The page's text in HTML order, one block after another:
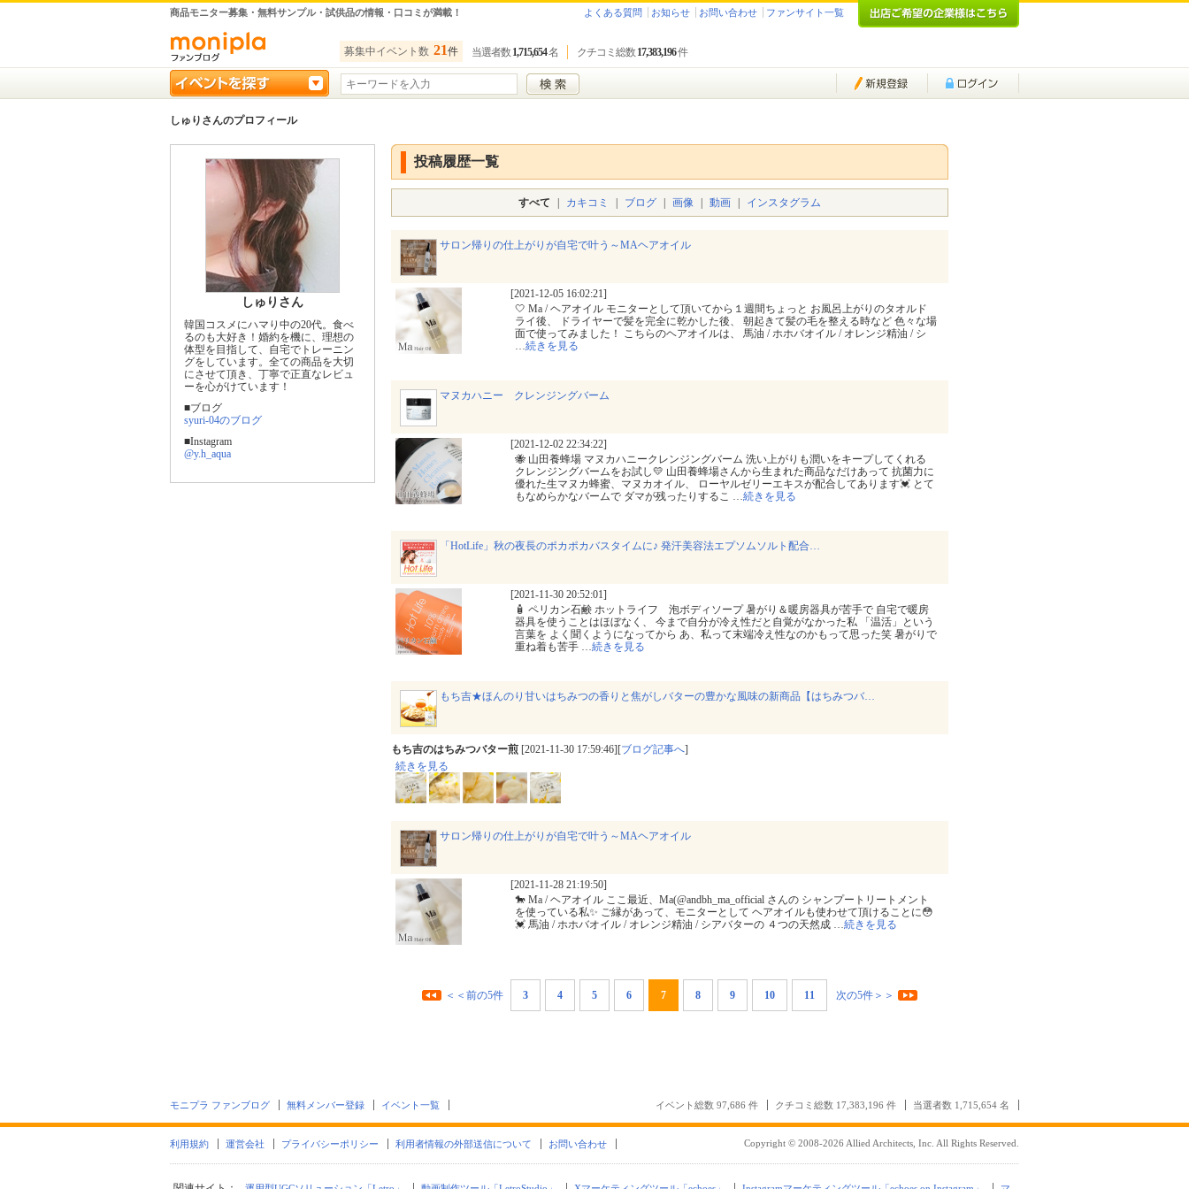
商品モニター募集・無料サンプル・試供品の情報・口コミが満載！ よくある質問 お知らせ お問い合わせ ファンサイト一覧
募集中イベント数 21件 当選者数 1,715,654名 クチコミ総数 17,383,196件
しゅりさんのプロフィール
しゅりさん
韓国コスメにハマり中の20代。食べ
るのも大好き！婚約を機に、理想の
体型を目指して、自宅でトレーニン
グをしています。全ての商品を大切
にさせて頂き、丁寧で正直なレビュ
ーを心がけています！
■ブログ
syuri-04のブログ
■Instagram
@y.h_aqua
投稿履歴一覧
すべて カキコミ ブログ 画像 動画 インスタグラム
サロン帰りの仕上がりが自宅で叶う～MAヘアオイル
[2021-12-05 16:02:21]
🤍 Ma / ヘアオイル モニターとして頂いてから１週間ちょっと お風呂上がりのタオルド
ライ後、 ドライヤーで髪を完全に乾かした後、 朝起きて髪の毛を整える時など 色々な場
面で使ってみました！ こちらのヘアオイルは、 馬油 / ホホバオイル / オレンジ精油 / シ
…続きを見る
マヌカハニー クレンジングバーム
[2021-12-02 22:34:22]
🐝 山田養蜂場 マヌカハニークレンジングバーム 洗い上がりも潤いをキープしてくれる
クレンジングバームをお試し💛 山田養蜂場さんから生まれた商品なだけあって 抗菌力に
優れた生マヌカ蜂蜜、マヌカオイル、 ローヤルゼリーエキスが配合してあります💓 とて
もなめらかなバームで ダマが残ったりするこ …続きを見る
「HotLife」秋の夜長のポカポカバスタイムに♪ 発汗美容法エプソムソルト配合…
[2021-11-30 20:52:01]
🧴 ペリカン石鹸 ホットライフ 泡ボディソープ 暑がり＆暖房器具が苦手で 自宅で暖房
器具を使うことはほぼなく、 今まで自分が冷え性だと自覚がなかった私 「温活」という
言葉を よく聞くようになってから あ、私って末端冷え性なのかもって思った笑 暑がりで
重ね着も苦手 …続きを見る
もち吉★ほんのり甘いはちみつの香りと焦がしバターの豊かな風味の新商品【はちみつバ…
もち吉のはちみつバター煎 [2021-11-30 17:59:46][ブログ記事へ]
続きを見る
サロン帰りの仕上がりが自宅で叶う～MAヘアオイル
[2021-11-28 21:19:50]
🐎 Ma / ヘアオイル ここ最近、Ma(@andbh_ma_official さんの シャンプートリートメント
を使っている私✨ ご縁があって、モニターとして ヘアオイルも使わせて頂けることに😳
💓 馬油 / ホホバオイル / オレンジ精油 / シアバターの ４つの天然成 …続きを見る
＜＜前の5件 3 4 5 6 7 8 9 10 11 次の5件＞＞
モニプラ ファンブログ 無料メンバー登録 イベント一覧 イベント総数 97,686 件 クチコミ総数 17,383,196 件 当選者数 1,715,654 名
利用規約 運営会社 プライバシーポリシー 利用者情報の外部送信について お問い合わせ Copyright © 2008-2026 Allied Architects, Inc. All Rights Reserved.